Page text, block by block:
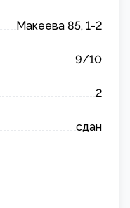
Макеева 85, 1-2
9/10
2
сдан